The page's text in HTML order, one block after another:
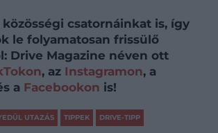
közösségi csatornáinkat is, így
le folyamatosan frissülő
Drive Magazine néven ott
, az Instagramon, a
a Facebookon is!
UTAZÁS TIPPEK DRIVE-TIPP